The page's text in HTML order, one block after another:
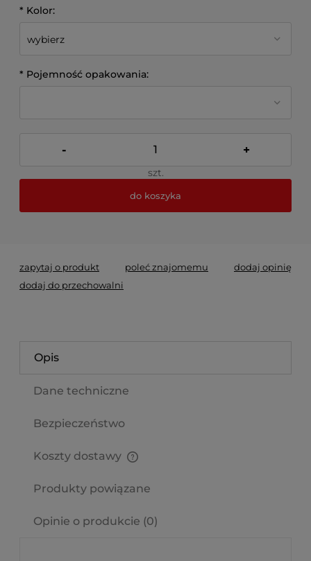
* Kolor:
* Pojemność opakowania:
- +
szt.
do koszyka
zapytaj o produkt poleć znajomemu
dodaj opinię
dodaj do przechowalni
Opis
Dane techniczne
Bezpieczeństwo
Koszty dostawy
Produkty powiązane
Opinie o produkcie (0)